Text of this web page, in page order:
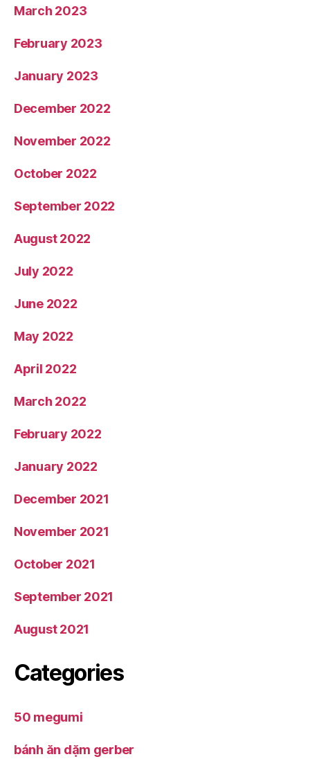
March 2023
February 2023
January 2023
December 2022
November 2022
October 2022
September 2022
August 2022
July 2022
June 2022
May 2022
April 2022
March 2022
February 2022
January 2022
December 2021
November 2021
October 2021
September 2021
August 2021
Categories
50 megumi
bánh ăn dặm gerber